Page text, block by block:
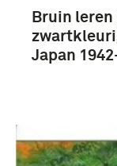
Eerste
Bruin
Japan